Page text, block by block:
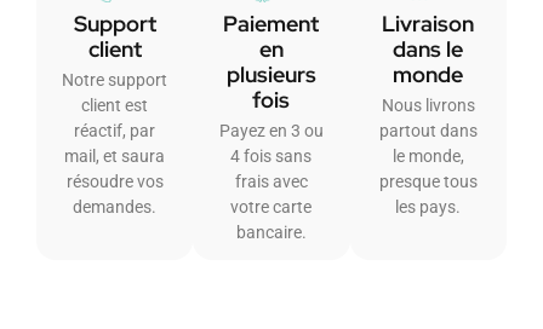
Support
client
Notre support
client est
réactif, par
mail, et saura
résoudre vos
demandes.
Paiement
en
plusieurs
fois
Payez en 3 ou
4 fois sans
frais avec
votre carte
bancaire.
Livraison
dans le
monde
Nous livrons
partout dans
le monde,
presque tous
les pays.